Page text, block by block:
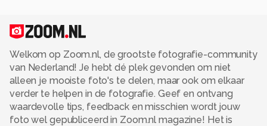
Welkom op Zoom.nl, de grootste fotografie-community
van Nederland! Je hebt dé plek gevonden om niet
alleen je mooiste foto's te delen, maar ook om elkaar
verder te helpen in de fotografie. Geef en ontvang
waardevolle tips, feedback en misschien wordt jouw
foto wel gepubliceerd in Zoom.nl magazine! Het is